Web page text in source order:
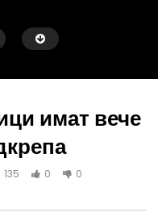
Watch Later
опит в млечното
имат вече
135 0 0